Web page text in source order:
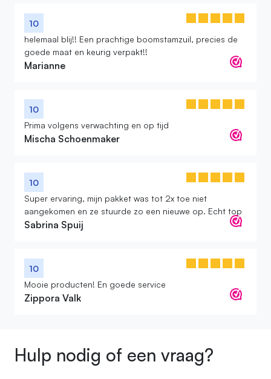
10
helemaal blij!! Een prachtige boomstamzuil, precies de
goede maat en keurig verpakt!!
Marianne
10
Prima volgens verwachting en op tijd
Mischa Schoenmaker
10
Super ervaring, mijn pakket was tot 2x toe niet
aangekomen en ze stuurde zo een nieuwe op. Echt top
Sabrina Spuij
10
Mooie producten! En goede service
Zippora Valk
Hulp nodig of een vraag?